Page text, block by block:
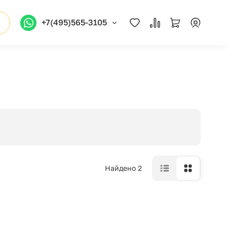
+7(495)565-3105
Найдено 2